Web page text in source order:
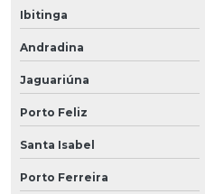
Ibitinga
Andradina
Jaguariúna
Porto Feliz
Santa Isabel
Porto Ferreira